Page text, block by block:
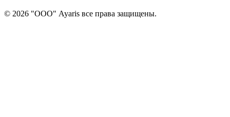
© 2026 "ООО" Ayaris все права защищены.